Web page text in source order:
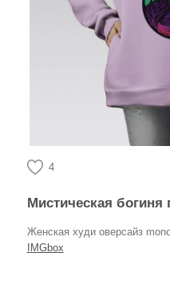
4
Мистическая богиня
Женская худи оверсайз
IMGbox